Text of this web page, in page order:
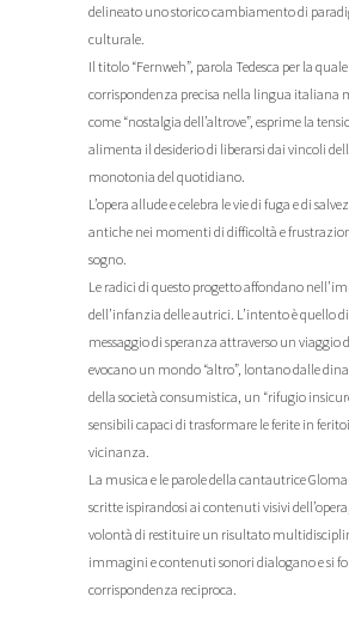
delineato uno storico cambiamento di
culturale.
Il titolo “Fernweh”, parola Tedesca per la
corrispondenza precisa nella lingua italiana
come “nostalgia dell’altrove”, esprime la
alimenta il desiderio di liberarsi dai vincoli
monotonia del quotidiano.
L’opera allude e celebra le vie di fuga e di
antiche nei momenti di difficoltà e
sogno.
Le radici di questo progetto affondano
dell’infanzia delle autrici. L’intento è quello
messaggio di speranza attraverso un
evocano un mondo “altro”, lontano dalle
della società consumistica, un “rifugio
sensibili capaci di trasformare le ferite in
vicinanza.
La musica e le parole della cantautrice
scritte ispirandosi ai contenuti visivi
volontà di restituire un risultato
immagini e contenuti sonori dialogano e si
corrispondenza reciproca.